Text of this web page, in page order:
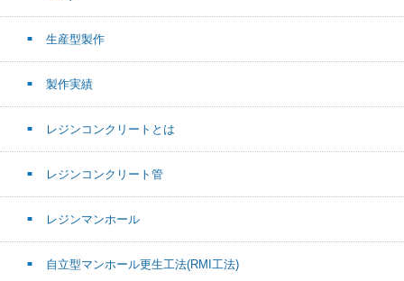
生産型製作
製作実績
レジンコンクリートとは
レジンコンクリート管
レジンマンホール
自立型マンホール更生工法(RMI工法)